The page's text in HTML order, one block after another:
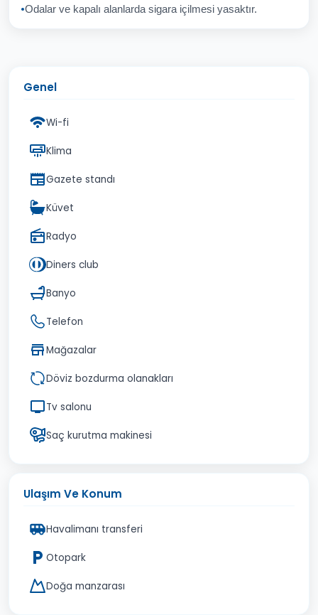
Odalar ve kapalı alanlarda sigara içilmesi yasaktır.
Genel
Wi-fi
Klima
Gazete standı
Küvet
Radyo
Diners club
Banyo
Telefon
Mağazalar
Döviz bozdurma olanakları
Tv salonu
Saç kurutma makinesi
Ulaşım Ve Konum
Havalimanı transferi
Otopark
Doğa manzarası